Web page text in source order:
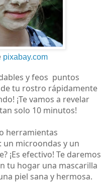
pixabay.com
y feos puntos
tu rostro rápidamente
¡Te vamos a revelar
solo 10 minutos!
herramientas
un microondas y un
¡Es efectivo! Te daremos
tu hogar una mascarilla
piel sana y hermosa.